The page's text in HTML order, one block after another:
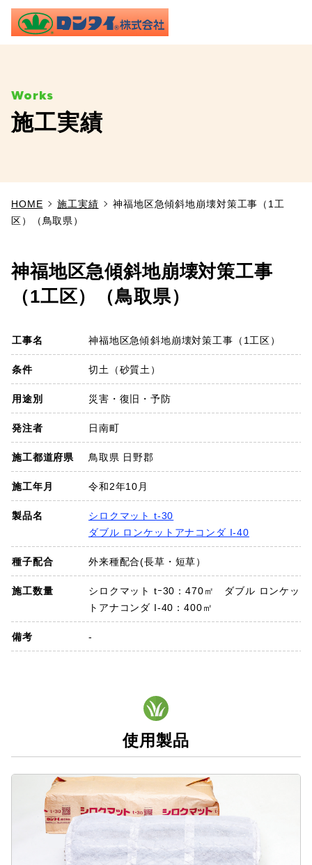
TOP
施工実績
よくあるご質問
会社概要
お知らせ
採用情報
プライバシーポリシー
お問い合わせ
施工実績
HOME 施工実績
神福地区急傾斜地崩壊対策工事（1工
区）（鳥取県）
神福地区急傾斜地崩壊対策工事
（1工区）（鳥取県）
工事名 神福地区急傾斜地崩壊対策工事（1工区）
条件 切土（砂質土）
用途別 災害・復旧・予防
発注者 日南町
施工都道府県 鳥取県 日野郡
施工年月 令和2年10月
製品名
シロクマット t-30
ダブル ロンケットアナコンダ I-40
種子配合 外来種配合(長草・短草）
施工数量
シロクマット tｰ30：470㎡ ダブル ロンケッ
トアナコンダ I-40：400㎡
備考 -
使用製品